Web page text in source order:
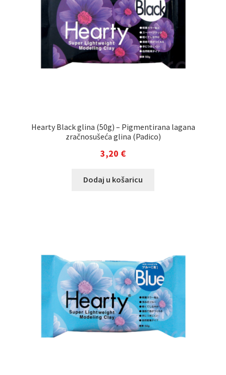
Hearty Black glina (50g) – Pigmentirana lagana
zračnosušeća glina (Padico)
3,20 €
Dodaj u košaricu